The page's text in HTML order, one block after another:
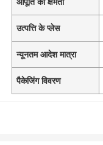
उत्पत्ति के प्लेस
न्यूनतम आदेश मात्रा
पैकेजिंग विवरण